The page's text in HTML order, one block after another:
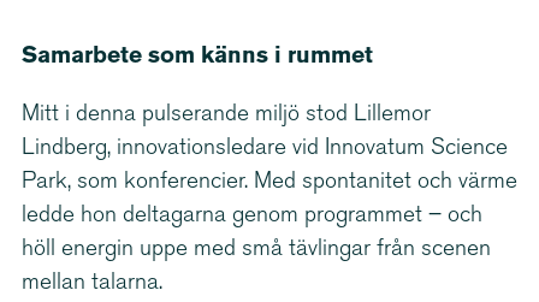
Samarbete som känns i rummet
Mitt i denna pulserande miljö stod Lillemor
Lindberg, innova­tions­ledare vid Innovatum Science
Park, som konferencier. Med spontanitet och värme
ledde hon deltagarna genom programmet – och
höll energin uppe med små tävlingar från scenen
mellan talarna.